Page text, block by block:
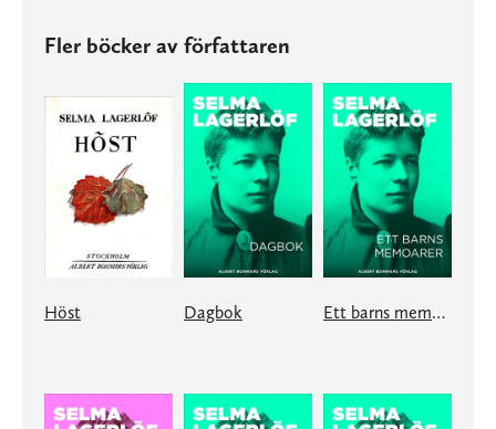
Fler böcker av författaren
Höst Dagbok Ett barns memoarer